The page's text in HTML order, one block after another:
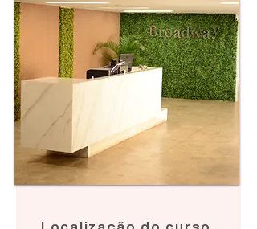
Localização do curso